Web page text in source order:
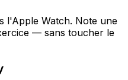
l'Apple Watch. Note une
— sans toucher le